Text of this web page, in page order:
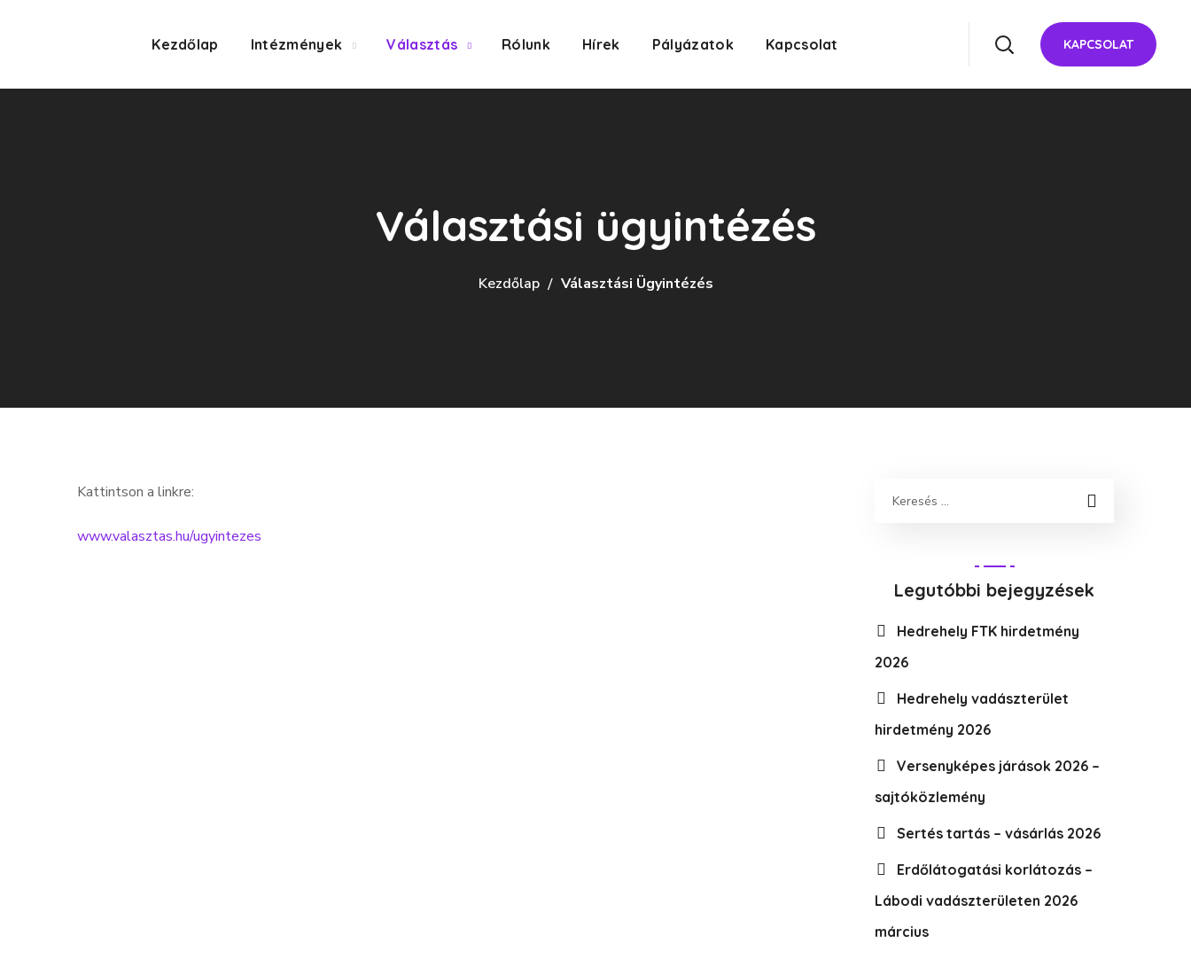
Kezdőlap Intézmények Választás Rólunk Hírek Pályázatok Kapcsolat KAPCSOLAT
Választási ügyintézés
Kezdőlap Választási Ügyintézés
Kattintson a linkre:
www.valasztas.hu/ugyintezes
Legutóbbi bejegyzések
Hedrehely FTK hirdetmény
2026
Hedrehely vadászterület
hirdetmény 2026
Versenyképes járások 2026 –
sajtóközlemény
Sertés tartás – vásárlás 2026
Erdőlátogatási korlátozás –
Lábodi vadászterületen 2026
március